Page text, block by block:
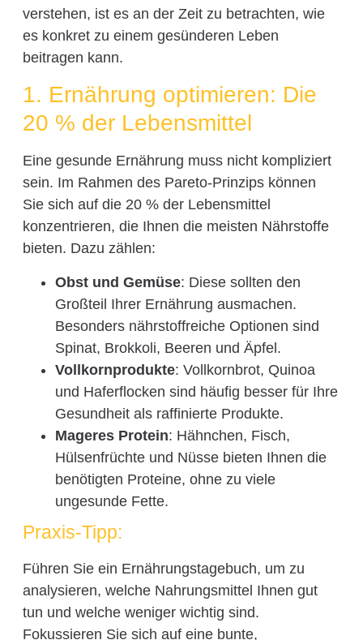
verstehen, ist es an der Zeit zu betrachten, wie
es konkret zu einem gesünderen Leben
beitragen kann.
1. Ernährung optimieren: Die
20 % der Lebensmittel
Eine gesunde Ernährung muss nicht kompliziert
sein. Im Rahmen des Pareto-Prinzips können
Sie sich auf die 20 % der Lebensmittel
konzentrieren, die Ihnen die meisten Nährstoffe
bieten. Dazu zählen:
Obst und Gemüse: Diese sollten den
Großteil Ihrer Ernährung ausmachen.
Besonders nährstoffreiche Optionen sind
Spinat, Brokkoli, Beeren und Äpfel.
Vollkornprodukte: Vollkornbrot, Quinoa
und Haferflocken sind häufig besser für Ihre
Gesundheit als raffinierte Produkte.
Mageres Protein: Hähnchen, Fisch,
Hülsenfrüchte und Nüsse bieten Ihnen die
benötigten Proteine, ohne zu viele
ungesunde Fette.
Praxis-Tipp:
Führen Sie ein Ernährungstagebuch, um zu
analysieren, welche Nahrungsmittel Ihnen gut
tun und welche weniger wichtig sind.
Fokussieren Sie sich auf eine bunte,